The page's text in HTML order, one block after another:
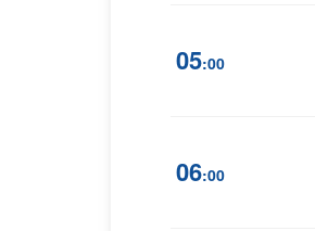
05:00
06:00